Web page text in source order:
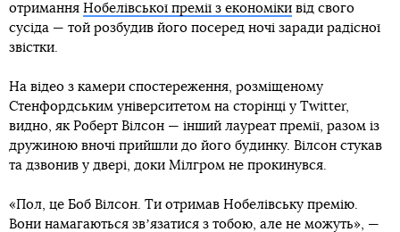
отримання Нобелівської премії з економіки від свого
сусіда — той розбудив його посеред ночі заради радісної
звістки.
На відео з камери спостереження, розміщеному
Стенфордським університетом на сторінці у Twitter,
видно, як Роберт Вілсон — інший лауреат премії, разом із
дружиною вночі прийшли до його будинку. Вілсон стукав
та дзвонив у двері, доки Мілгром не прокинувся.
«Пол, це Боб Вілсон. Ти отримав Нобелівську премію.
Вони намагаються звʼязатися з тобою, але не можуть», —